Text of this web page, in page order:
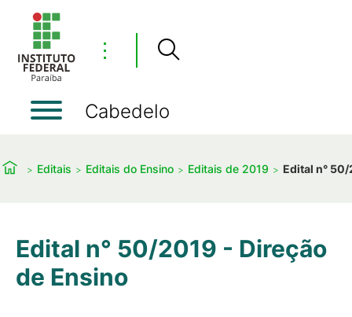
⋮
Cabedelo
Editais Editais do Ensino Editais de 2019 Edital n°
Edital n° 50/2019 - Direção
de Ensino